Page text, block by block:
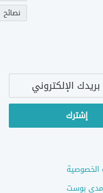
نصائح
مدى بوست